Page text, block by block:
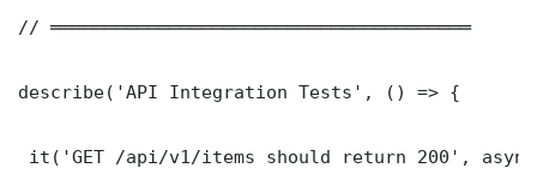
// ═══════════════════════════════════════
describe('API Integration Tests', () => {
it('GET /api/v1/items should return 200',